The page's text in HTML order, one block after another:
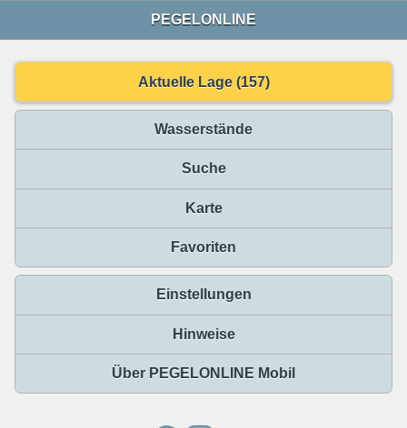
PEGELONLINE
Aktuelle Lage (157)
Wasserstände
Suche
Karte
Favoriten
Einstellungen
Hinweise
Über PEGELONLINE Mobil